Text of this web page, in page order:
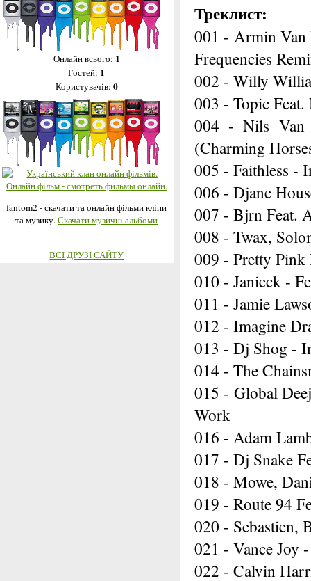
Онлайн всього: 1
Гостей: 1
Користувачів: 0
fantom2 - скачати та онлайн фільми кліпи
та музику.Скачати музичні альбоми
ВСІ ДРУЗІ САЙТУ
Треклист:
001 - Armin
Frequencies
002 - Willy
003 - Topic
004 - Nils Van
(Charming
005 - Faithless -
006 - Djane
007 - Bjrn Feat.
008 - Twax,
009 - Pretty
010 - Janieck -
011 - Jamie
012 - Imagine
013 - Dj Shog -
014 - The
015 - Global
Work
016 - Adam
017 - Dj Snake
018 - Mowe,
019 - Route 94
020 - Sebastien,
021 - Vance Joy
022 - Calvin